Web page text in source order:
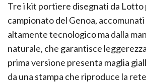
Tre i kit portiere disegnati da Lotto
campionato del Genoa,
altamente tecnologico ma dalla
naturale, che garantisce
prima versione presenta maglia
da una stampa che riproduce la